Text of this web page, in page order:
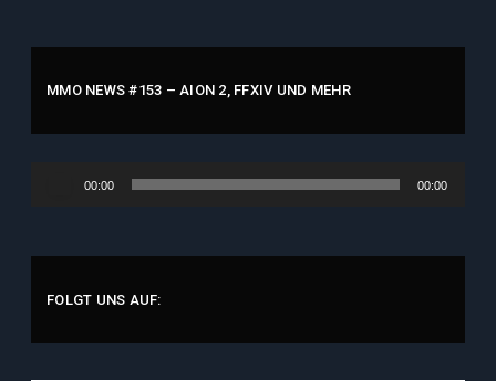
MMO NEWS #153 – AION 2, FFXIV UND MEHR
00:00 00:00
FOLGT UNS AUF: